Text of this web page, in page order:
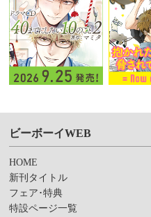
ビーボーイWEB
HOME
新刊タイトル
フェア･特典
特設ページ一覧